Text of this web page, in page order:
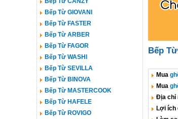
Bếp Từ GIOVANI
Bếp Từ FASTER
Bếp Từ ARBER
Bếp Từ FAGOR
Bếp Từ WASHI
Bếp Từ SEVILLA
Bếp Từ BINOVA
Bếp Từ MASTERCOOK
Bếp Từ HAFELE
Bếp Từ ROVIGO
Bếp
Mua
Mua
Địa chỉ
Lợi ích